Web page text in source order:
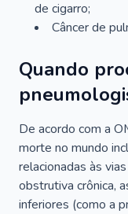
de cigarro;
Câncer de
Quando
De acordo com a
morte no mundo
relacionadas às
obstrutiva crônica,
inferiores (como a